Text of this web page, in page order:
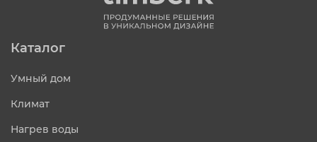
Каталог
Умный дом
Климат
Нагрев воды